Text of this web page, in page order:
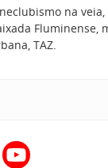
na
Fluminense,
TAZ.